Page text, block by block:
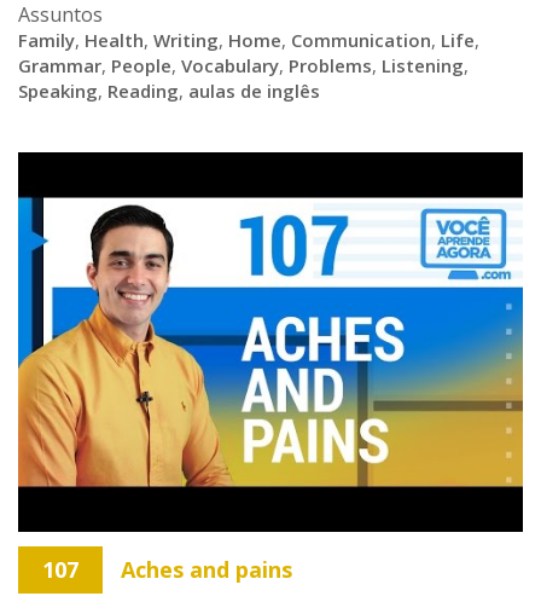
Assuntos
Family, Health, Writing, Home, Communication, Life,
Grammar, People, Vocabulary, Problems, Listening,
Speaking, Reading, aulas de inglês
107 Aches and pains